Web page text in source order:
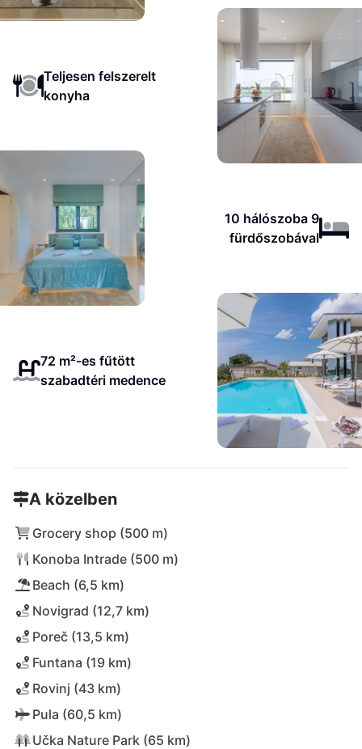
Teljesen felszerelt
konyha
10 hálószoba 9
fürdőszobával
72 m²-es fűtött
szabadtéri medence
A közelben
Grocery shop (500 m)
Konoba Intrade (500 m)
Beach (6,5 km)
Novigrad (12,7 km)
Poreč (13,5 km)
Funtana (19 km)
Rovinj (43 km)
Pula (60,5 km)
Učka Nature Park (65 km)